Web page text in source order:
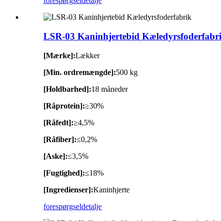
LSR-03 Kaninhjertebid
[Mærke]:Lækker
[Min. ordremængde]:500 kg
[Holdbarhed]:18 måneder
[Råprotein]:≥30%
[Råfedt]:≥4,5%
[Råfiber]:≤0,2%
[Aske]:≤3,5%
[Fugtighed]:≤18%
[Ingredienser]:Kaninhjerte
forespørgseldetalje